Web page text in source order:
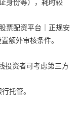
票配资平台｜正规安
额外审核条件。
投资者可考虑第三方
托管。